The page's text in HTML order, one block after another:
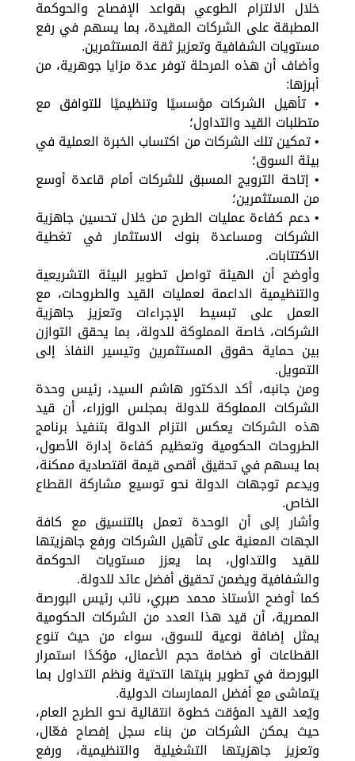
خلال الالتزام الطوعي بقواعد الإفصاح والحوكمة
المطبقة على الشركات المقيدة، بما يسهم في رفع
مستويات الشفافية وتعزيز ثقة المستثمرين.
وأضاف أن هذه المرحلة توفر عدة مزايا جوهرية، من
أبرزها:
• تأهيل الشركات مؤسسيًا وتنظيميًا للتوافق مع
متطلبات القيد والتداول؛
• تمكين تلك الشركات من اكتساب الخبرة العملية في
بيئة السوق؛
• إتاحة الترويج المسبق للشركات أمام قاعدة أوسع
من المستثمرين؛
• دعم كفاءة عمليات الطرح من خلال تحسين جاهزية
الشركات ومساعدة بنوك الاستثمار في تغطية
الاكتتابات.
وأوضح أن الهيئة تواصل تطوير البيئة التشريعية
والتنظيمية الداعمة لعمليات القيد والطروحات، مع
العمل على تبسيط الإجراءات وتعزيز جاهزية
الشركات، خاصة المملوكة للدولة، بما يحقق التوازن
بين حماية حقوق المستثمرين وتيسير النفاذ إلى
التمويل.
ومن جانبه، أكد الدكتور هاشم السيد، رئيس وحدة
الشركات المملوكة للدولة بمجلس الوزراء، أن قيد
هذه الشركات يعكس التزام الدولة بتنفيذ برنامج
الطروحات الحكومية وتعظيم كفاءة إدارة الأصول،
بما يسهم في تحقيق أقصى قيمة اقتصادية ممكنة،
ويدعم توجهات الدولة نحو توسيع مشاركة القطاع
الخاص.
وأشار إلى أن الوحدة تعمل بالتنسيق مع كافة
الجهات المعنية على تأهيل الشركات ورفع جاهزيتها
للقيد والتداول، بما يعزز مستويات الحوكمة
والشفافية ويضمن تحقيق أفضل عائد للدولة.
كما أوضح الأستاذ محمد صبري، نائب رئيس البورصة
المصرية، أن قيد هذا العدد من الشركات الحكومية
يمثل إضافة نوعية للسوق، سواء من حيث تنوع
القطاعات أو ضخامة حجم الأعمال، مؤكدًا استمرار
البورصة في تطوير بنيتها التحتية ونظم التداول بما
يتماشى مع أفضل الممارسات الدولية.
ويُعد القيد المؤقت خطوة انتقالية نحو الطرح العام،
حيث يمكن الشركات من بناء سجل إفصاح فعّال،
وتعزيز جاهزيتها التشغيلية والتنظيمية، ورفع